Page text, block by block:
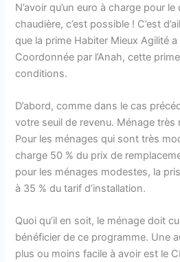
N’avoir qu’un euro à charge pour
chaudière, c’est possible ! C’est
que la prime Habiter Mieux Agilité
Coordonnée par l’Anah, cette
conditions.
D’abord, comme dans le cas
votre seuil de revenu. Ménage
Pour les ménages qui sont très
charge 50 % du prix de
pour les ménages modestes, la
à 35 % du tarif d’installation.
Quoi qu’il en soit, le ménage doit
bénéficier de ce programme. Une
plus ou moins facile à avoir est le